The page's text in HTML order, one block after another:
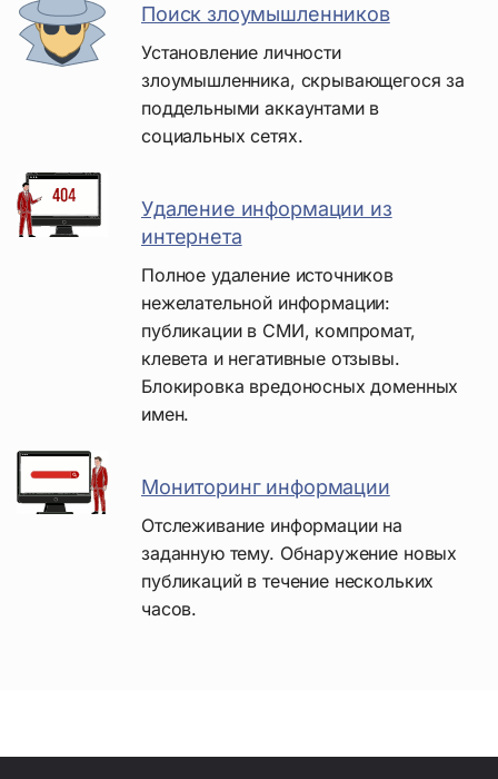
Поиск злоумышленников
Установление личности
злоумышленника, скрывающегося за
поддельными аккаунтами в
социальных сетях.
Удаление информации из
интернета
Полное удаление источников
нежелательной информации:
публикации в СМИ, компромат,
клевета и негативные отзывы.
Блокировка вредоносных доменных
имен.
Мониторинг информации
Отслеживание информации на
заданную тему. Обнаружение новых
публикаций в течение нескольких
часов.